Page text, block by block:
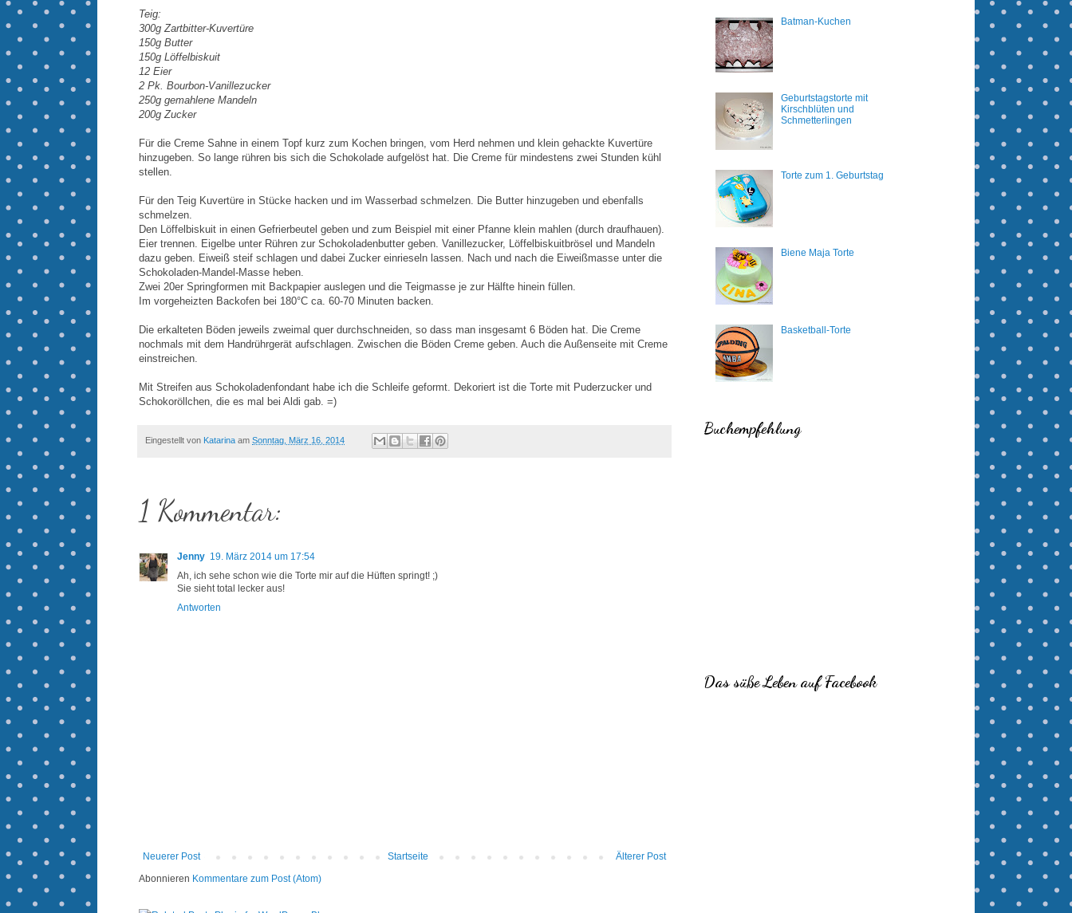
Teig:
300g Zartbitter-Kuvertüre
150g Butter
150g Löffelbiskuit
12 Eier
2 Pk. Bourbon-Vanillezucker
250g gemahlene Mandeln
200g Zucker
Für die Creme Sahne in einem Topf kurz zum Kochen bringen, vom Herd nehmen und klein gehackte Kuvertüre
hinzugeben. So lange rühren bis sich die Schokolade aufgelöst hat. Die Creme für mindestens zwei Stunden kühl
stellen.
Für den Teig Kuvertüre in Stücke hacken und im Wasserbad schmelzen. Die Butter hinzugeben und ebenfalls
schmelzen.
Den Löffelbiskuit in einen Gefrierbeutel geben und zum Beispiel mit einer Pfanne klein mahlen (durch draufhauen).
Eier trennen. Eigelbe unter Rühren zur Schokoladenbutter geben. Vanillezucker, Löffelbiskuitbrösel und Mandeln
dazu geben. Eiweiß steif schlagen und dabei Zucker einrieseln lassen. Nach und nach die Eiweißmasse unter die
Schokoladen-Mandel-Masse heben.
Zwei 20er Springformen mit Backpapier auslegen und die Teigmasse je zur Hälfte hinein füllen.
Im vorgeheizten Backofen bei 180°C ca. 60-70 Minuten backen.
Die erkalteten Böden jeweils zweimal quer durchschneiden, so dass man insgesamt 6 Böden hat. Die Creme
nochmals mit dem Handrührgerät aufschlagen. Zwischen die Böden Creme geben. Auch die Außenseite mit Creme
einstreichen.
Mit Streifen aus Schokoladenfondant habe ich die Schleife geformt. Dekoriert ist die Torte mit Puderzucker und
Schokoröllchen, die es mal bei Aldi gab. =)
Eingestellt von Katarina am Sonntag, März 16, 2014
1 Kommentar:
Jenny 19. März 2014 um 17:54
Ah, ich sehe schon wie die Torte mir auf die Hüften springt! ;)
Sie sieht total lecker aus!
Antworten
Neuerer Post Älterer Post
Startseite
Abonnieren Kommentare zum Post (Atom)
Batman-Kuchen
Geburtstagstorte mit
Kirschblüten und
Schmetterlingen
Torte zum 1. Geburtstag
Biene Maja Torte
Basketball-Torte
Buchempfehlung
Das süße Leben auf Facebook